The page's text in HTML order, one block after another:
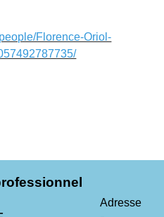
Florence-Oriol-
Adresse